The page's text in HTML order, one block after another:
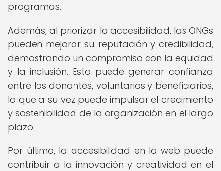
programas.
Además, al priorizar la accesibilidad, las ONGs
pueden mejorar su reputación y credibilidad,
demostrando un compromiso con la equidad
y la inclusión. Esto puede generar confianza
entre los donantes, voluntarios y beneficiarios,
lo que a su vez puede impulsar el crecimiento
y sostenibilidad de la organización en el largo
plazo.
Por último, la accesibilidad en la web puede
contribuir a la innovación y creatividad en el